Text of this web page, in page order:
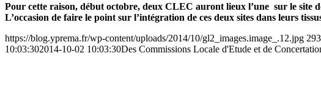
Pour cette raison, début octobre, deux CLEC auront lieux l’une sur le site
L’occasion de faire le point sur l’intégration de ces deux sites dans leurs
https://blog.yprema.fr/wp-content/uploads/2014/10/gl2_images.image_.12.jpg 293
10:03:302014-10-02 10:03:30Des Commissions Locale d'Etude et de